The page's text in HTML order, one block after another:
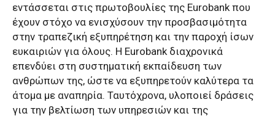
εντάσσεται στις πρωτοβουλίες της Eurobank που
έχουν στόχο να ενισχύσουν την προσβασιμότητα
στην τραπεζική εξυπηρέτηση και την παροχή ίσων
ευκαιριών για όλους. Η Eurobank διαχρονικά
επενδύει στη συστηματική εκπαίδευση των
ανθρώπων της, ώστε να εξυπηρετούν καλύτερα τα
άτομα με αναπηρία. Ταυτόχρονα, υλοποιεί δράσεις
για την βελτίωση των υπηρεσιών και της